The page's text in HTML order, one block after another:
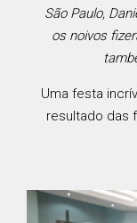
São Paulo,
os noivos
Uma festa
resultado das